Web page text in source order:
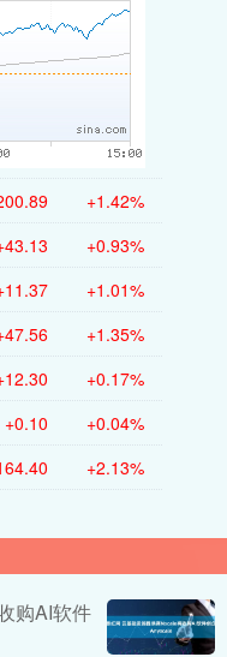
+1.42%
+0.93%
+1.01%
+1.35%
+0.17%
+0.10 +0.04%
+2.13%
购AI软件